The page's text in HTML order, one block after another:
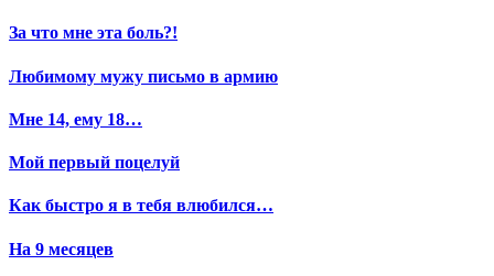
За что мне эта боль?!
Любимому мужу письмо в армию
Мне 14, ему 18…
Мой первый поцелуй
Как быстро я в тебя влюбился…
На 9 месяцев